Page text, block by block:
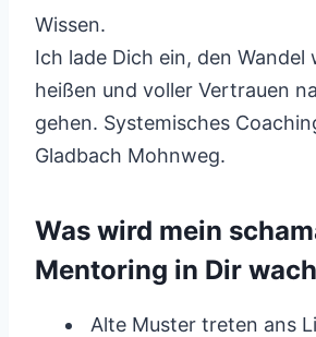
Wissen.
Ich lade Dich ein, den Wandel
heißen und voller Vertrauen
gehen. Systemisches
Gladbach Mohnweg.
Was wird mein
Mentoring in Dir
Alte Muster treten ans